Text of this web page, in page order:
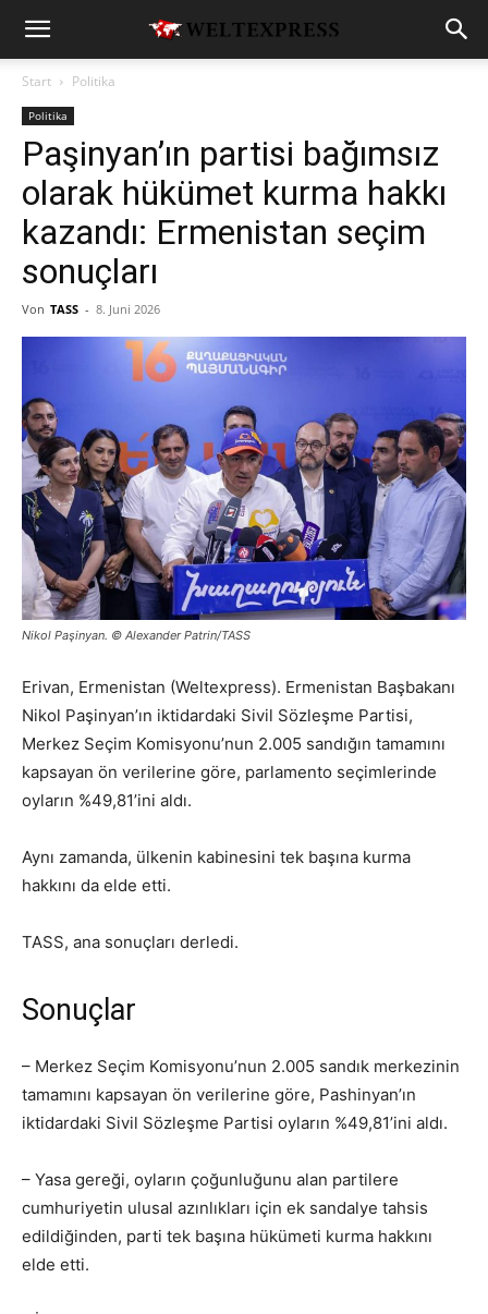
Start Politika
Politika
Paşinyan’ın partisi bağımsız
olarak hükümet kurma hakkı
kazandı: Ermenistan seçim
sonuçları
Von TASS - 8. Juni 2026
Nikol Paşinyan. © Alexander Patrin/TASS
Erivan, Ermenistan (Weltexpress). Ermenistan Başbakanı
Nikol Paşinyan’ın iktidardaki Sivil Sözleşme Partisi,
Merkez Seçim Komisyonu’nun 2.005 sandığın tamamını
kapsayan ön verilerine göre, parlamento seçimlerinde
oyların %49,81’ini aldı.
Aynı zamanda, ülkenin kabinesini tek başına kurma
hakkını da elde etti.
TASS, ana sonuçları derledi.
Sonuçlar
– Merkez Seçim Komisyonu’nun 2.005 sandık merkezinin
tamamını kapsayan ön verilerine göre, Pashinyan’ın
iktidardaki Sivil Sözleşme Partisi oyların %49,81’ini aldı.
– Yasa gereği, oyların çoğunluğunu alan partilere
cumhuriyetin ulusal azınlıkları için ek sandalye tahsis
edildiğinden, parti tek başına hükümeti kurma hakkını
elde etti.